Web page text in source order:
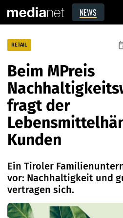
NEWS
RETAIL
Beim MPreis
fragt der
Kunden
Ein Tiroler
vor: Nachhaltigkeit und
vertragen sich.